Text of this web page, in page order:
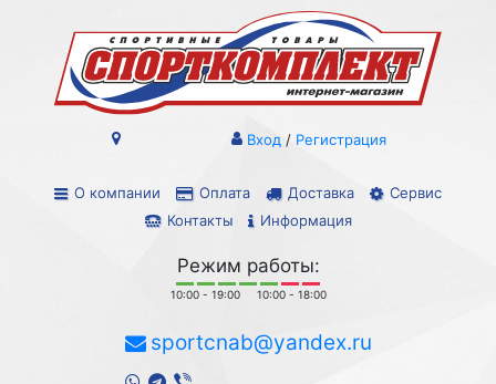
О компании Оплата Доставка
Сервис
Контакты
Информация
Вход / Регистрация
Режим работы:
10:00 - 19:00 10:00 - 18:00
sportcnab@yandex.ru